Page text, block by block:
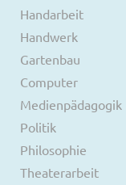
Handarbeit
Handwerk
Gartenbau
Computer
Medienpädagogik
Politik
Philosophie
Theaterarbeit